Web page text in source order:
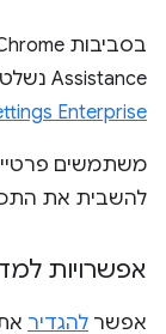
Assistance נשלטת על ידי
Enterprise
משתמשים
להשבית את
אפשרויות
אפשר להגדיר